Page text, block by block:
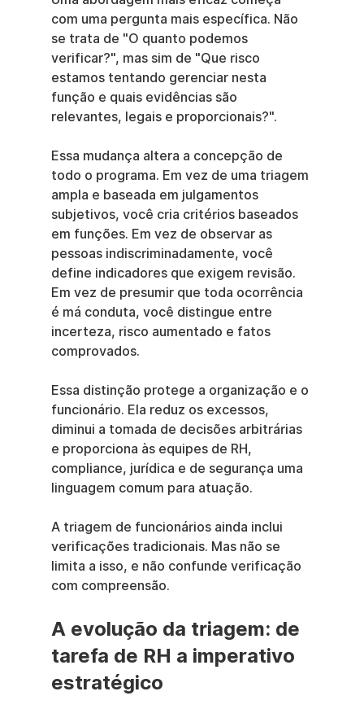
com uma pergunta mais específica. Não
se trata de "O quanto podemos
verificar?", mas sim de "Que risco
estamos tentando gerenciar nesta
função e quais evidências são
relevantes, legais e proporcionais?".
Essa mudança altera a concepção de
todo o programa. Em vez de uma triagem
ampla e baseada em julgamentos
subjetivos, você cria critérios baseados
em funções. Em vez de observar as
pessoas indiscriminadamente, você
define indicadores que exigem revisão.
Em vez de presumir que toda ocorrência
é má conduta, você distingue entre
incerteza, risco aumentado e fatos
comprovados.
Essa distinção protege a organização e o
funcionário. Ela reduz os excessos,
diminui a tomada de decisões arbitrárias
e proporciona às equipes de RH,
compliance, jurídica e de segurança uma
linguagem comum para atuação.
A triagem de funcionários ainda inclui
verificações tradicionais. Mas não se
limita a isso, e não confunde verificação
com compreensão.
A evolução da triagem: de
tarefa de RH a imperativo
estratégico